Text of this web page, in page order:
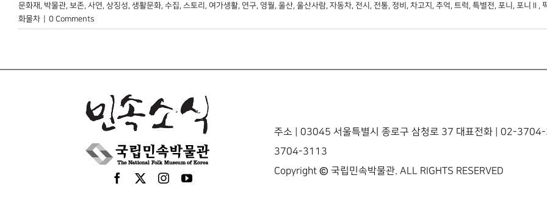
문화재 , 박물관, 보존, 사연, 상징성, 생활문화, 수집, 스토리 , 여가생활, 연구, 영월, 울산, 울산사람, 자동차, 전시 , 전통, 정비 , 차고지 , 추억, 트럭, 특별전, 포니 , 포니Ⅱ ,
화물차
0 Comments
주소 | 03045 서울특별시 종로구 삼청로 37 대표전화 | 02-
3704-3113
Copyright © 국립민속박물관. ALL RIGHTS RESERVED